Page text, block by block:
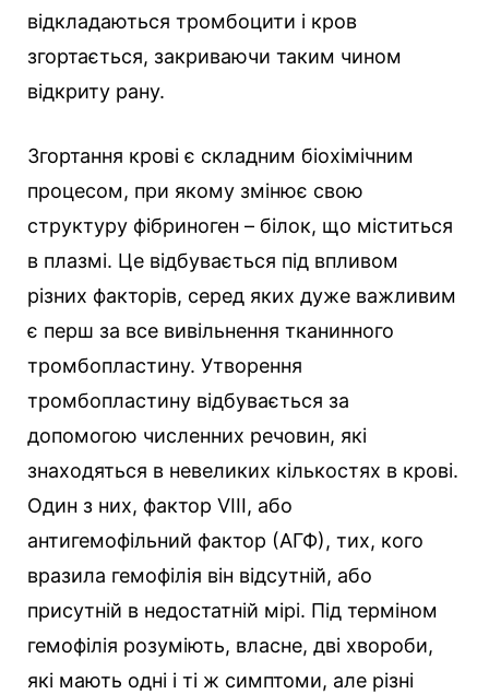
відкладаються тромбоцити і кров
згортається, закриваючи таким чином
відкриту рану.
Згортання крові є складним біохімічним
процесом, при якому змінює свою
структуру фібриноген – білок, що міститься
в плазмі. Це відбувається під впливом
різних факторів, серед яких дуже важливим
є перш за все вивільнення тканинного
тромбопластину. Утворення
тромбопластину відбувається за
допомогою численних речовин, які
знаходяться в невеликих кількостях в крові.
Один з них, фактор VIII, або
антигемофільний фактор (АГФ), тих, кого
вразила гемофілія він відсутній, або
присутній в недостатній мірі. Під терміном
гемофілія розуміють, власне, дві хвороби,
які мають одні і ті ж симптоми, але різні